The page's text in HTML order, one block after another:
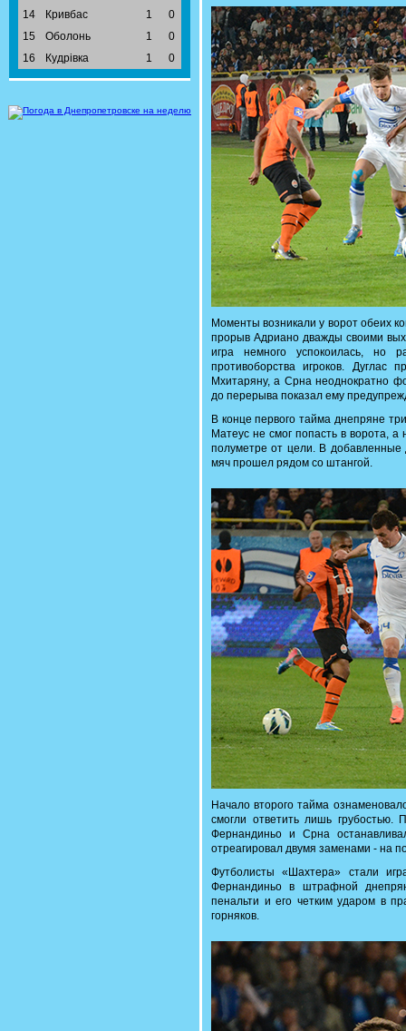
14
Кривбас 1
0
15
Оболонь 1
0
16
Кудрівка 1 0
Моменты возникали у ворот обеих
прорыв Адриано дважды своими
игра немного успокоилась, но
противоборства игроков. Дуглас
Мхитаряну, а Срна неоднократно
до перерыва показал ему
В конце первого тайма днепряне
Матеус не смог попасть в ворота,
полуметре от цели. В
мяч прошел рядом со штангой.
Начало второго тайма
смогли ответить лишь
Фернандиньо и Срна
отреагировал двумя заменами - на
Футболисты «Шахтера» стали
Фернандиньо в штрафной
пенальти и его четким ударом в
горняков.